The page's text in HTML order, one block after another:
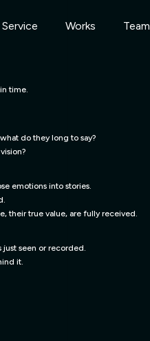
Service
Works
Team
time.
do they long to say?
emotions into stories.
their true value, are fully received.
seen or recorded.
it.